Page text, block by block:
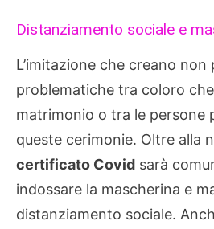
Distanziamento sociale e
L’imitazione che creano non
problematiche tra coloro
matrimonio o tra le persone
queste cerimonie. Oltre alla
certificato Covid sarà
indossare la mascherina e
distanziamento sociale.